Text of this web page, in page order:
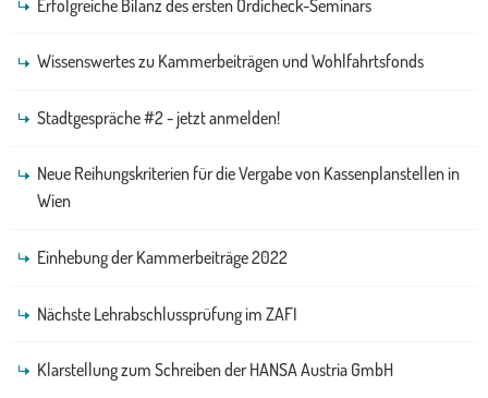
Erfolgreiche Bilanz des ersten Ordicheck-Seminars
Wissenswertes zu Kammerbeiträgen und Wohlfahrtsfonds
Stadtgespräche #2 - jetzt anmelden!
Neue Reihungskriterien für die Vergabe von Kassenplanstellen in
Wien
Einhebung der Kammerbeiträge 2022
Nächste Lehrabschlussprüfung im ZAFI
Klarstellung zum Schreiben der HANSA Austria GmbH